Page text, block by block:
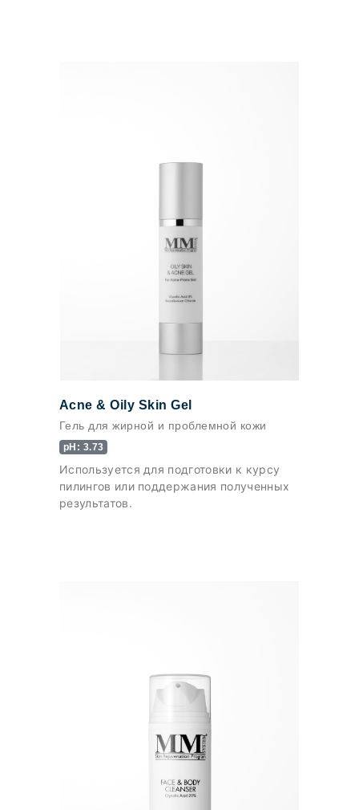
Acne & Oily Skin Gel
Гель для жирной и проблемной кожи
pH: 3.73
Используется для подготовки к курсу
пилингов или поддержания полученных
результатов.